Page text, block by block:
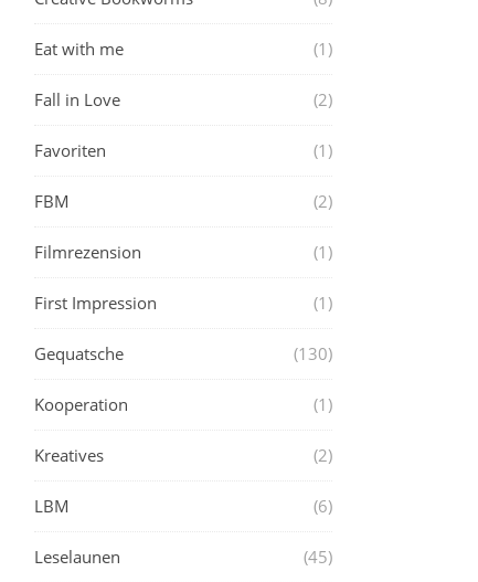
Eat with me (1)
Fall in Love (2)
Favoriten (1)
FBM (2)
Filmrezension (1)
First Impression (1)
Gequatsche (130)
Kooperation (1)
Kreatives (2)
LBM (6)
Leselaunen (45)